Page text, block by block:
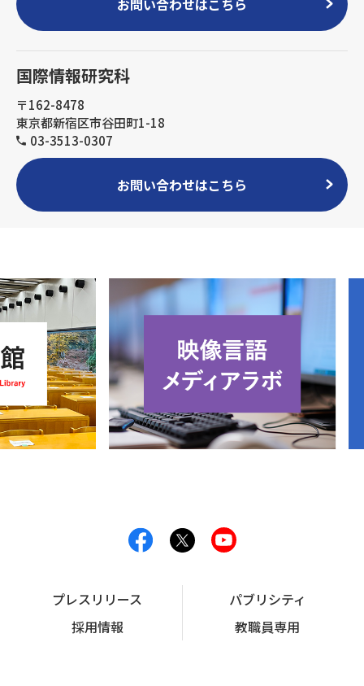
お問い合わせはこちら
国際情報研究科
〒162-8478
東京都新宿区市谷田町1-18
03-3513-0307
お問い合わせはこちら
プレスリリース
パブリシティ
採用情報
教職員専用